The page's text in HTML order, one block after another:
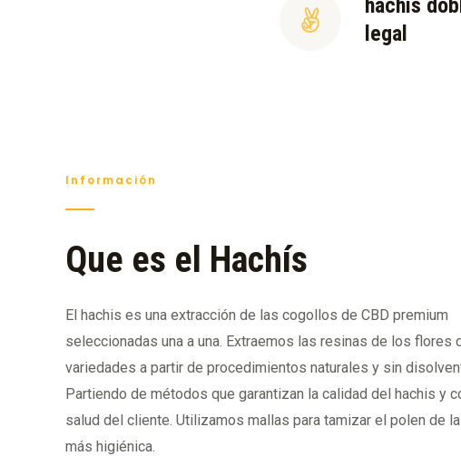
hachis
legal
Información
Que es el Hachís
El hachis es una extracción de las cogollos de CBD premium
seleccionadas una a una. Extraemos las resinas de los flores
variedades a partir de procedimientos naturales y sin
Partiendo de métodos que garantizan la calidad del hachis y
salud del cliente. Utilizamos mallas para tamizar el polen de
más higiénica.